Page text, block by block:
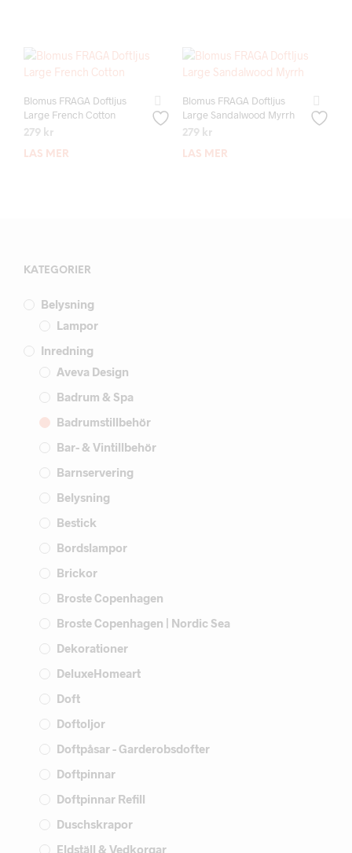
Blomus FRAGA Doftljus
Large French Cotton
279 kr
LÄS MER
Blomus FRAGA Doftljus
Large Sandalwood Myrrh
279 kr
LÄS MER
KATEGORIER
Belysning
Lampor
Inredning
Aveva Design
Badrum & Spa
Badrumstillbehör
Bar- & Vintillbehör
Barnservering
Belysning
Bestick
Bordslampor
Brickor
Broste Copenhagen
Broste Copenhagen | Nordic Sea
Dekorationer
DeluxeHomeart
Doft
Doftoljor
Doftpåsar - Garderobsdofter
Doftpinnar
Doftpinnar Refill
Duschskrapor
Eldställ & Vedkorgar